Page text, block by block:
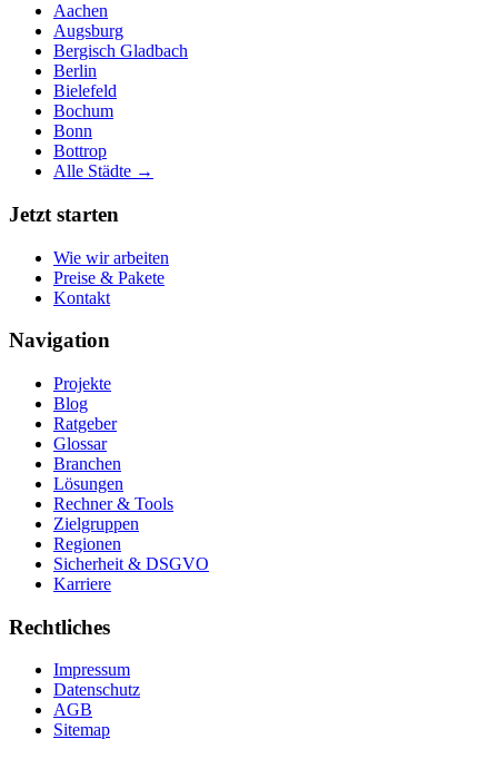
Aachen
Augsburg
Bergisch Gladbach
Berlin
Bielefeld
Bochum
Bonn
Bottrop
Alle Städte →
Jetzt starten
Wie wir arbeiten
Preise & Pakete
Kontakt
Navigation
Projekte
Blog
Ratgeber
Glossar
Branchen
Lösungen
Rechner & Tools
Zielgruppen
Regionen
Sicherheit & DSGVO
Karriere
Rechtliches
Impressum
Datenschutz
AGB
Sitemap